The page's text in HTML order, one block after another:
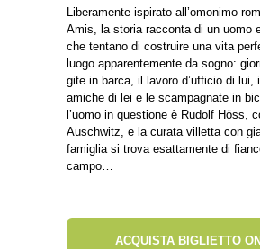
Liberamente ispirato all’omonimo
Amis, la storia racconta di un uomo
che tentano di costruire una vita
luogo apparentemente da sogno:
gite in barca, il lavoro d’ufficio di lui,
amiche di lei e le scampagnate in
l’uomo in questione è Rudolf Höss,
Auschwitz, e la curata villetta con
famiglia si trova esattamente di
campo…
ACQUISTA BIGLIETTO